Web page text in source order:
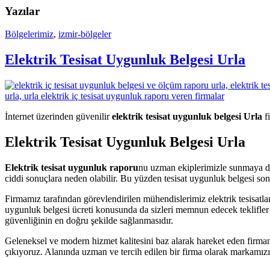
Yazılar
Bölgelerimiz, izmir-bölgeler
Elektrik Tesisat Uygunluk Belgesi Urla
İnternet üzerinden güvenilirelektrik tesisat uygunluk belgesi Urla
Elektrik Tesisat Uygunluk Belgesi Urla
Elektrik tesisat uygunluk raporunu uzman ekiplerimizle sunmaya
ciddi sonuçlara neden olabilir. Bu yüzden tesisat uygunluk belgesi
Firmamız tarafından görevlendirilen mühendislerimiz elektrik
uygunluk belgesi ücreti konusunda da sizleri memnun edecek
güvenliğinin en doğru şekilde sağlanmasıdır.
Geleneksel ve modern hizmet kalitesini baz alarak hareket eden
çıkıyoruz. Alanında uzman ve tercih edilen bir firma olarak